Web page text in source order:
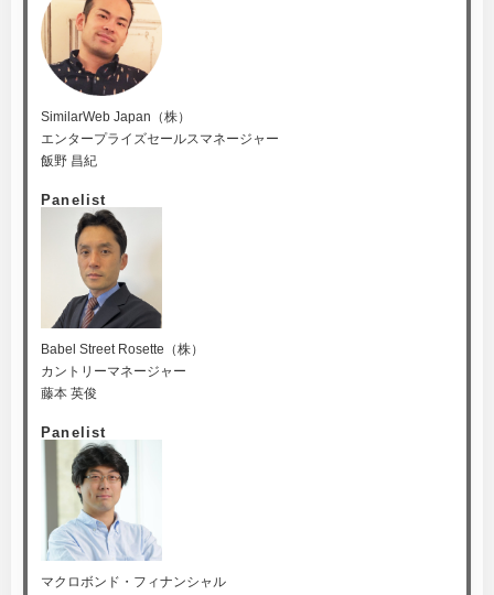
SimilarWeb Japan（株）
エンタープライズセールスマネージャー
飯野 昌紀
Panelist
Babel Street Rosette（株）
カントリーマネージャー
藤本 英俊
Panelist
マクロボンド・フィナンシャル